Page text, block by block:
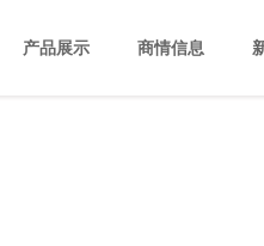
产品展示 商情信息